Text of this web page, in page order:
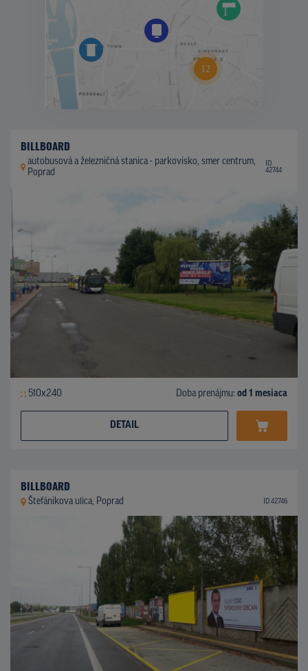
BILLBOARD
autobusová a železničná stanica - parkovisko, smer centrum,
Poprad
ID
42744
510x240 Doba prenájmu: od 1 mesiaca
DETAIL
BILLBOARD
Štefánikova ulica, Poprad ID 42746